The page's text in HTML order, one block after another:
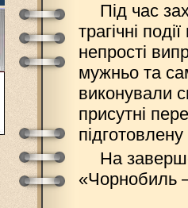
Під час
трагічні
непрості
мужньо та
виконували
присутні
На
«Чорнобиль